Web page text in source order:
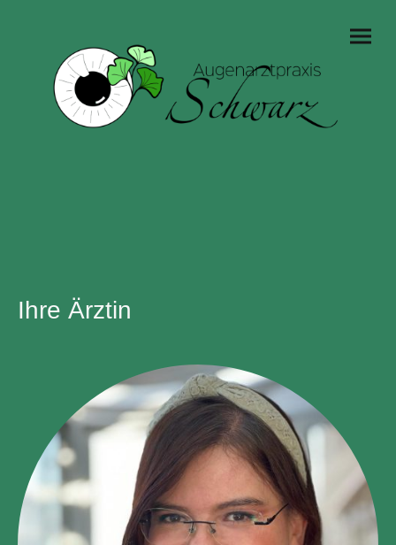
Ihre Ärztin